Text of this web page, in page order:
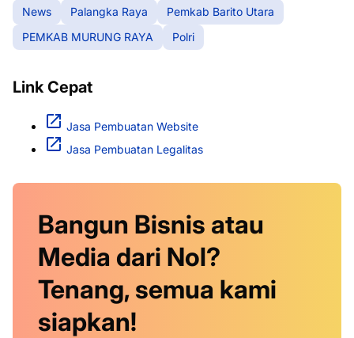
News
Palangka Raya
Pemkab Barito Utara
PEMKAB MURUNG RAYA
Polri
Link Cepat
Jasa Pembuatan Website
Jasa Pembuatan Legalitas
Bangun Bisnis atau
Media dari Nol?
Tenang, semua kami
siapkan!